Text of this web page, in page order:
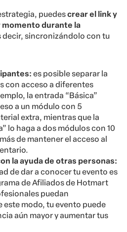
puedescrear el link y
durante la
decir, sincronizándolo con tu
es posible separar la
con acceso a diferentes
la entrada “Básica”
a un módulo con 5
extra, mientras que la
lo haga a dos módulos con 10
de mantener el acceso al
la ayuda de otras personas:
de dar a conocer tu evento es
de Afiliados de Hotmart
puedan
este modo, tu evento puede
aún mayor y aumentar tus